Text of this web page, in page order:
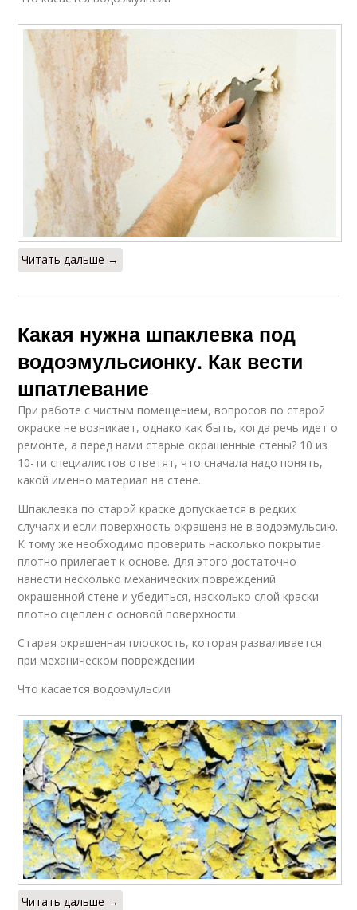
Читать дальше →
Какая нужна шпаклевка под
водоэмульсионку. Как вести
шпатлевание
При работе с чистым помещением, вопросов по старой
окраске не возникает, однако как быть, когда речь идет о
ремонте, а перед нами старые окрашенные стены? 10 из
10-ти специалистов ответят, что сначала надо понять,
какой именно материал на стене.
Шпаклевка по старой краске допускается в редких
случаях и если поверхность окрашена не в водоэмульсию.
К тому же необходимо проверить насколько покрытие
плотно прилегает к основе. Для этого достаточно
нанести несколько механических повреждений
окрашенной стене и убедиться, насколько слой краски
плотно сцеплен с основой поверхности.
Старая окрашенная плоскость, которая разваливается
при механическом повреждении
Что касается водоэмульсии
Читать дальше →